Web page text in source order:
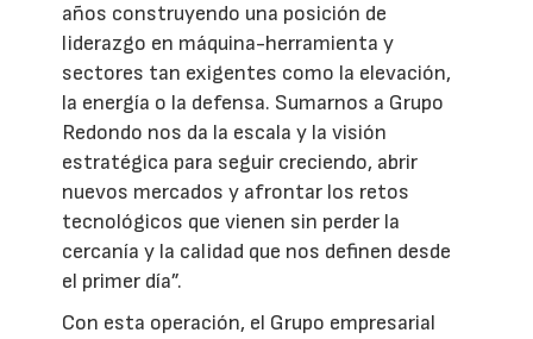
años construyendo una posición de
liderazgo en máquina-herramienta y
sectores tan exigentes como la elevación,
la energía o la defensa. Sumarnos a Grupo
Redondo nos da la escala y la visión
estratégica para seguir creciendo, abrir
nuevos mercados y afrontar los retos
tecnológicos que vienen sin perder la
cercanía y la calidad que nos definen desde
el primer día”.
Con esta operación, el Grupo empresarial